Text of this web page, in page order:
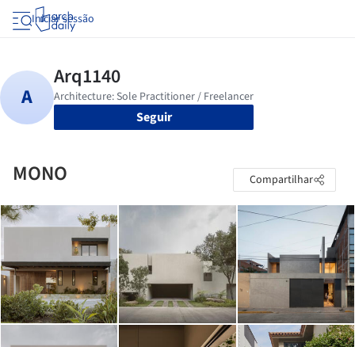
Iniciar sessão
Seguir
MONO Compartilhar